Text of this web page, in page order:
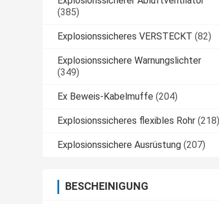
(385)
Explosionssicheres VERSTECKT (82)
Explosionssichere Warnungslichter
(349)
Ex Beweis-Kabelmuffe (204)
Explosionssicheres flexibles Rohr (218)
Explosionssichere Ausrüstung (207)
BESCHEINIGUNG